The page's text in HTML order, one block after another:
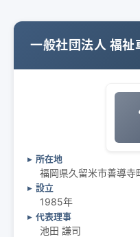
一般社団法人 福祉
所在地
福岡県久留米市善導
設立
1985年
代表理事
池田 謙司